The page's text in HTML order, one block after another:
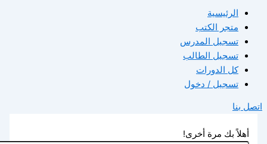
الرئيسية
متجر الكتب
تسجيل المدرس
تسجيل الطالب
كل الدورات
تسجيل / دخول
اتصل بنا
أهلاً بك مرة أخرى!